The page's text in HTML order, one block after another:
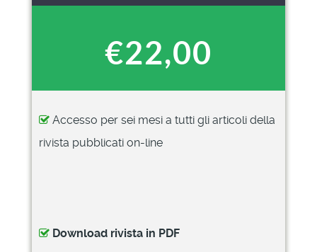
€22,00
Accesso per sei mesi a tutti gli articoli della
rivista pubblicati on-line
Download rivista in PDF